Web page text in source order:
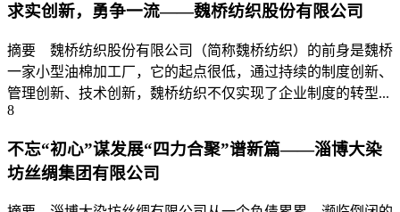
求实创新，勇争一流——魏桥纺织股份有限公司
摘要 魏桥纺织股份有限公司（简称魏桥纺织）的前身是魏桥
一家小型油棉加工厂，它的起点很低，通过持续的制度创新、
管理创新、技术创新，魏桥纺织不仅实现了企业制度的转型...
8
不忘“初心”谋发展“四力合聚”谱新篇——淄博大染
坊丝绸集团有限公司